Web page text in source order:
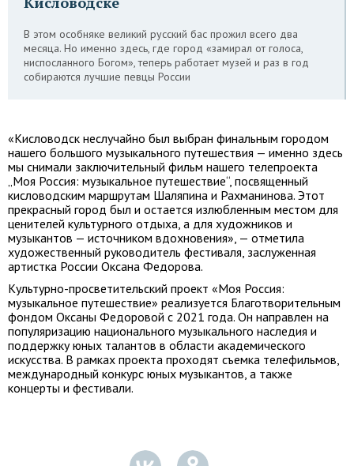
В этом особняке великий русский бас прожил всего два
месяца. Но именно здесь, где город «замирал от голоса,
ниспосланного Богом», теперь работает музей и раз в год
собираются лучшие певцы России
«Кисловодск неслучайно был выбран финальным городом
нашего большого музыкального путешествия — именно здесь
мы снимали заключительный фильм нашего телепроекта
„Моя Россия: музыкальное путешествие“, посвященный
кисловодским маршрутам Шаляпина и Рахманинова. Этот
прекрасный город был и остается излюбленным местом для
ценителей культурного отдыха, а для художников и
музыкантов — источником вдохновения», — отметила
художественный руководитель фестиваля, заслуженная
артистка России Оксана Федорова.
Культурно-просветительский проект «Моя Россия:
музыкальное путешествие» реализуется Благотворительным
фондом Оксаны Федоровой с 2021 года. Он направлен на
популяризацию национального музыкального наследия и
поддержку юных талантов в области академического
искусства. В рамках проекта проходят съемка телефильмов,
международный конкурс юных музыкантов, а также
концерты и фестивали.